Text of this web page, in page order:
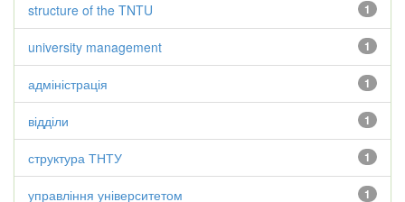
1
structure of the TNTU
1
university management
1
адміністрація
1
відділи
1
структура ТНТУ
1
управління університетом